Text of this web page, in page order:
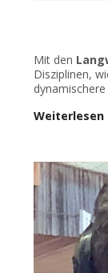
Mit den
Disziplinen,
Weiterlesen